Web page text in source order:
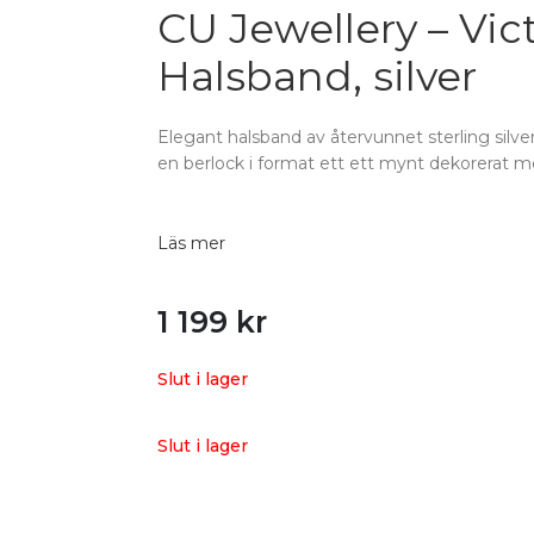
CU Jewellery –
Halsband, silver
Elegant halsband av återvunnet sterling
en berlock i format ett ett mynt dekorerat
Läs mer
1 199 kr
Slut i lager
Slut i lager